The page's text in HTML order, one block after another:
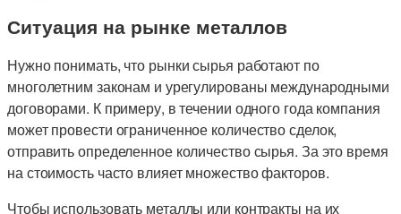
Ситуация на рынке металлов
Нужно понимать, что рынки сырья работают по
многолетним законам и урегулированы международными
договорами. К примеру, в течении одного года компания
может провести ограниченное количество сделок,
отправить определенное количество сырья. За это время
на стоимость часто влияет множество факторов.
Чтобы использовать металлы или контракты на их